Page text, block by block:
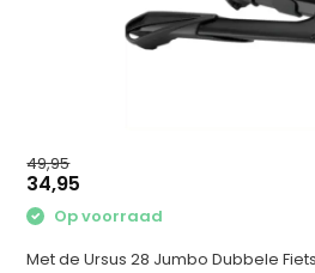
49,95
34,95
Op voorraad
Met de Ursus 28 Jumbo Dubbele